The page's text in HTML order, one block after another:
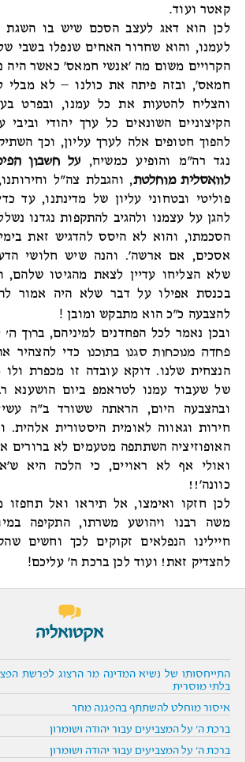
קאטר ועוד.
לכן הוא דאג לעצב הסכם שיש בו השגת
לעמנו, והוא שחרור האחים שנפלו בשבי
הקרויים משום מה 'אנשי חמאס' כאשר היה
חמאס', ובזה פיתה את כולנו – לא מבלי
והצליח להטעות את כל עמנו, ובפרט
הקיצוניים השונאים כל ערך יהודי וביבי
להפוך חטופים אלה לערך עליון, וכך
נגד רה"מ והופיע כמשיח, על חשבון
לוואסלית מוחלטת, והגבלת צה"ל
פוליטי ובטחוני עליון של מדינתנו, עד
להגן על עצמנו ולהגיב להתקפות נגדנו
הסכמתו, והוא לא היסס להדגיש זאת
אסכים, אם ארשה'. והנה שיש חלושי
שלא הצליחו עדיין לצאת מהגיטו שלהם,
בכנסת אפילו על דבר שלא היה אמור
להצבעה כ"כ הוא מתבקש ומובן!
ובכן נאמר לכל הפחדנים למיניהם, ברוך ה'
פחדה מנוכחות סגנו בתוכנו כדי להצהיר
הנצחית שלנו. דוקא עובדה זו מכפרת
של שעבוד עמנו לטראמפ ביום הושענא
ובהצבעה היום, הראתה ששורד ב"ה
חירות וגאווה לאומית היסטורית אלהית.
האופוזיציה השתתפה מטעמים לא ברורים
ואולי אף לא ראויים, כי הלכה היא
כוונה'!!
לכן חזקו ואימצו, אל תיראו ואל תחפזו
משה רבנו ויהושע משרתו, התקיפה
חיילינו הנפלאים זקוקים לכך וחשים
להצדיק זאת! ועוד לכן ברכת ה' עליכם!
אקטואליה
התייחסותו של נשיא המדינה מר הרצוג לפרשת
בלתי מוסרית
איסור מוחלט להשתתף בהפגנה מחר
ברכת ה' על המצביעים עבור יהודה ושומרון
ברכת ה' על המצביעים עבור יהודה ושומרון